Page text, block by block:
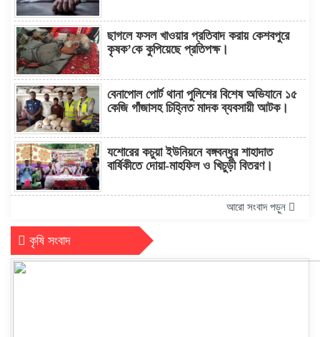
ছাগলে ফসল খাওয়ার প্রতিবাদ করায় কেশবপুরে
কৃষক’কে কুপিয়েছে প্রতিপক্ষ।
বেনাপোল পোর্ট থানা পুলিশের বিশেষ অভিযানে ১৫
কেজি গাঁজাসহ চিহ্নিত মাদক ব্যবসায়ী আটক।
যশোরের কচুয়া ইউনিয়নে বঙ্গবন্ধুর শাহাদাত
বার্ষিকীতে দোয়া-মাহফিল ও খিচুড়ী বিতরণ।
আরো সংবাদ পড়ুন
কৃষি সংবাদ